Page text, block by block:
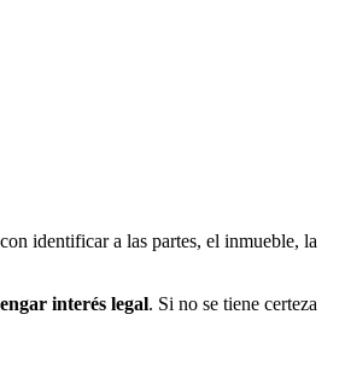
identificar a las partes, el inmueble, la
interés legal. Si no se tiene certeza